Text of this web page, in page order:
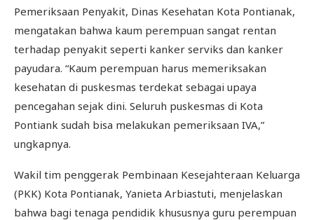
Pemeriksaan Penyakit, Dinas Kesehatan Kota Pontianak,
mengatakan bahwa kaum perempuan sangat rentan
terhadap penyakit seperti kanker serviks dan kanker
payudara. “Kaum perempuan harus memeriksakan
kesehatan di puskesmas terdekat sebagai upaya
pencegahan sejak dini. Seluruh puskesmas di Kota
Pontiank sudah bisa melakukan pemeriksaan IVA,”
ungkapnya.
Wakil tim penggerak Pembinaan Kesejahteraan Keluarga
(PKK) Kota Pontianak, Yanieta Arbiastuti, menjelaskan
bahwa bagi tenaga pendidik khususnya guru perempuan